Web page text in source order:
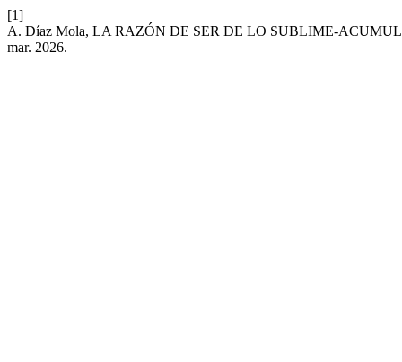
[1]
A. Díaz Mola, LA RAZÓN DE SER DE LO SUBLIME-
mar. 2026.